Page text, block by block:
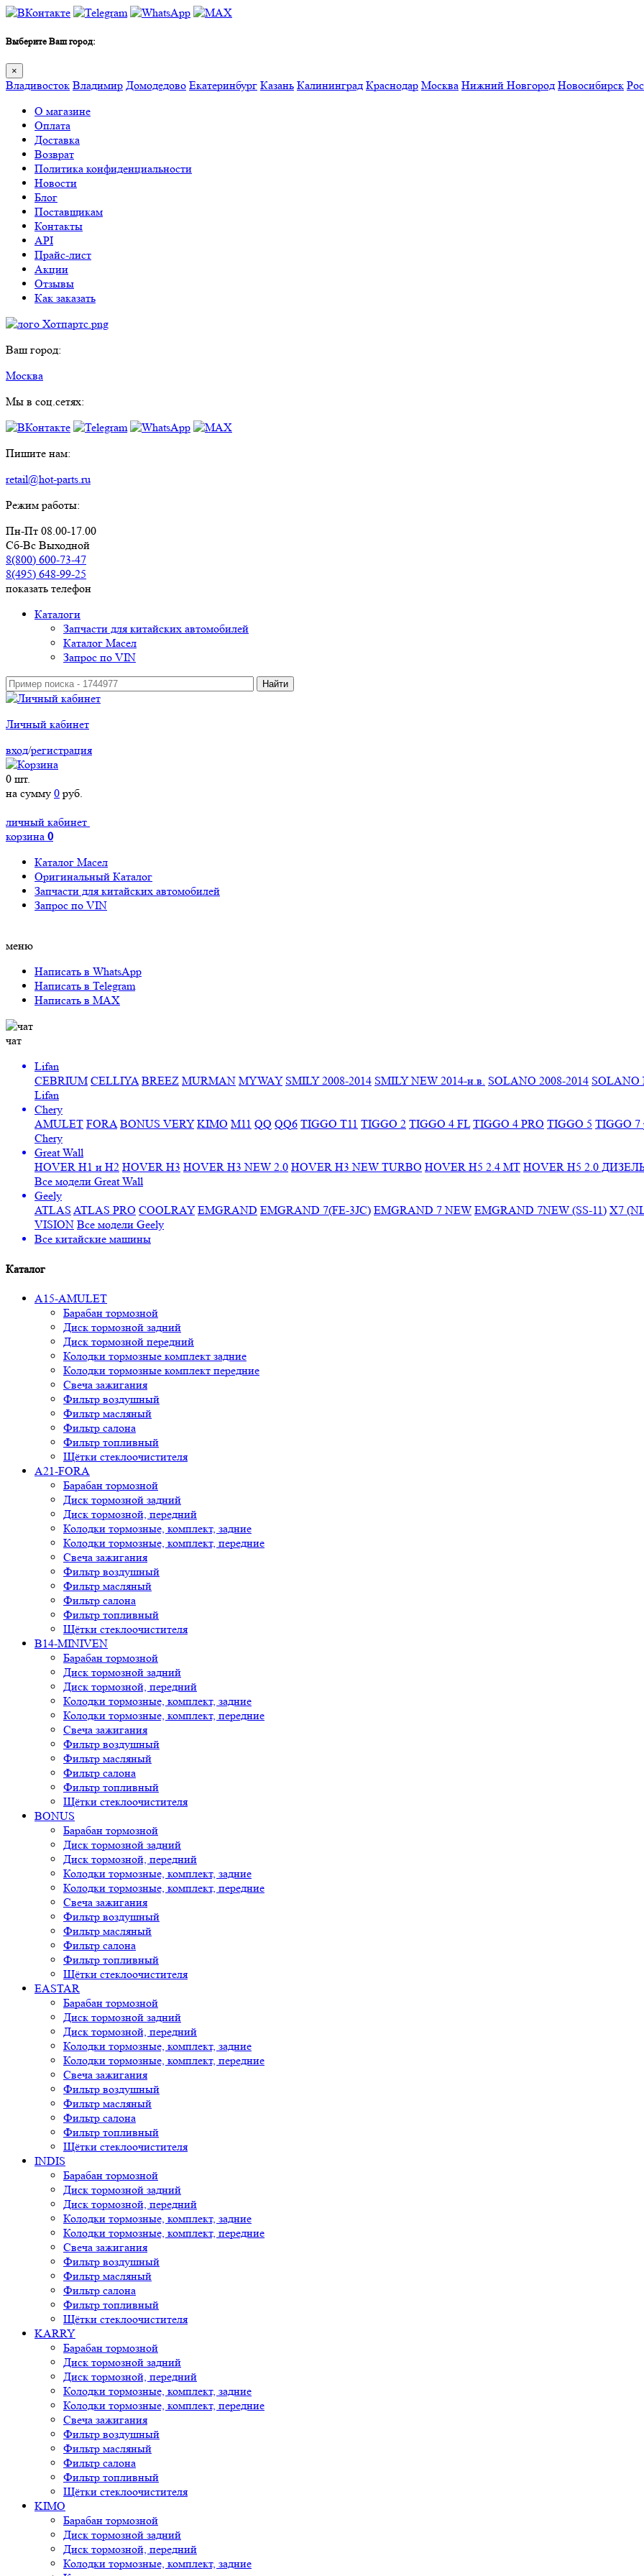
Выберите Ваш город:
×
Владивосток Владимир Домодедово Екатеринбург Казань Калининград Краснодар Москва Нижний Новгород Новосибирск
О магазине
Оплата
Доставка
Возврат
Политика конфиденциальности
Новости
Блог
Поставщикам
Контакты
API
Прайс-лист
Акции
Отзывы
Как заказать
Ваш город:
Москва
Мы в соц.сетях:
Пишите нам:
retail@hot-parts.ru
Режим работы:
Пн-Пт 08.00-17.00
Сб-Вс Выходной
8(800) 600-73-47
8(495) 648-99-25
показать телефон
Каталоги
Запчасти для китайских автомобилей
Каталог Масел
Запрос по VIN
Личный кабинет
вход/регистрация
0 шт.
на сумму 0 руб.
личный кабинет
корзина 0
Каталог Масел
Оригинальный Каталог
Запчасти для китайских автомобилей
Запрос по VIN
меню
Написать в WhatsApp
Написать в Telegram
Написать в MAX
чат
Lifan
CEBRIUM CELLIYA BREEZ MURMAN MYWAY SMILY 2008-2014 SMILY NEW 2014-н.в. SOLANO 2008-2014 SOLANO
Lifan
Chery
AMULET FORA BONUS VERY KIMO M11 QQ QQ6 TIGGO T11 TIGGO 2 TIGGO 4 FL TIGGO 4 PRO TIGGO 5 TIGGO 7
Chery
Great Wall
HOVER H1 и H2 HOVER H3 HOVER H3 NEW 2.0 HOVER H3 NEW TURBO HOVER H5 2.4 МТ HOVER H5 2.0
Все модели Great Wall
Geely
ATLAS ATLAS PRO COOLRAY EMGRAND EMGRAND 7(FE-3JC) EMGRAND 7 NEW EMGRAND 7NEW (SS-11) X7
VISION Все модели Geely
Все китайские машины
Каталог
A15-AMULET
Барабан тормозной
Диск тормозной задний
Диск тормозной передний
Колодки тормозные комплект задние
Колодки тормозные комплект передние
Свеча зажигания
Фильтр воздушный
Фильтр масляный
Фильтр салона
Фильтр топливный
Щётки стеклоочистителя
A21-FORA
Барабан тормозной
Диск тормозной задний
Диск тормозной, передний
Колодки тормозные, комплект, задние
Колодки тормозные, комплект, передние
Свеча зажигания
Фильтр воздушный
Фильтр масляный
Фильтр салона
Фильтр топливный
Щётки стеклоочистителя
B14-MINIVEN
Барабан тормозной
Диск тормозной задний
Диск тормозной, передний
Колодки тормозные, комплект, задние
Колодки тормозные, комплект, передние
Свеча зажигания
Фильтр воздушный
Фильтр масляный
Фильтр салона
Фильтр топливный
Щётки стеклоочистителя
BONUS
Барабан тормозной
Диск тормозной задний
Диск тормозной, передний
Колодки тормозные, комплект, задние
Колодки тормозные, комплект, передние
Свеча зажигания
Фильтр воздушный
Фильтр масляный
Фильтр салона
Фильтр топливный
Щётки стеклоочистителя
EASTAR
Барабан тормозной
Диск тормозной задний
Диск тормозной, передний
Колодки тормозные, комплект, задние
Колодки тормозные, комплект, передние
Свеча зажигания
Фильтр воздушный
Фильтр масляный
Фильтр салона
Фильтр топливный
Щётки стеклоочистителя
INDIS
Барабан тормозной
Диск тормозной задний
Диск тормозной, передний
Колодки тормозные, комплект, задние
Колодки тормозные, комплект, передние
Свеча зажигания
Фильтр воздушный
Фильтр масляный
Фильтр салона
Фильтр топливный
Щётки стеклоочистителя
KARRY
Барабан тормозной
Диск тормозной задний
Диск тормозной, передний
Колодки тормозные, комплект, задние
Колодки тормозные, комплект, передние
Свеча зажигания
Фильтр воздушный
Фильтр масляный
Фильтр салона
Фильтр топливный
Щётки стеклоочистителя
KIMO
Барабан тормозной
Диск тормозной задний
Диск тормозной, передний
Колодки тормозные, комплект, задние